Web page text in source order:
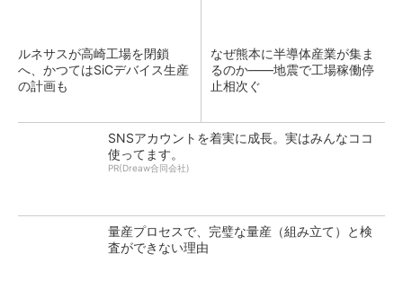
ルネサスが高崎工場を閉鎖
へ、かつてはSiCデバイス生産
の計画も
なぜ熊本に半導体産業が集ま
るのか――地震で工場稼働停
止相次ぐ
SNSアカウントを着実に成長。実はみんなココ
使ってます。
PR(Dreaw合同会社)
量産プロセスで、完璧な量産（組み立て）と検
査ができない理由